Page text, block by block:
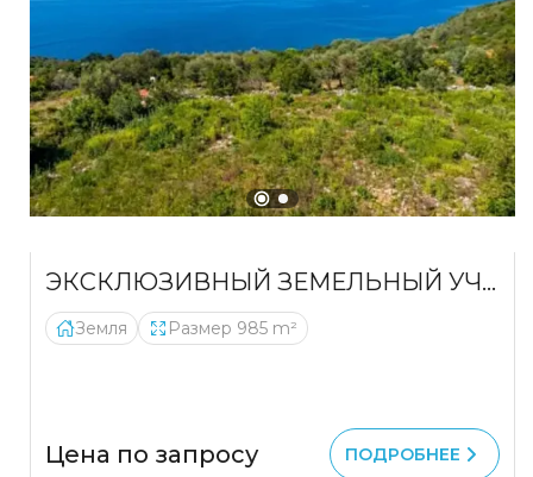
ЭКСКЛЮЗИВНЫЙ ЗЕМЕЛЬНЫЙ УЧАСТОК С ВИДОМ НА МОРЕ В КРИМОВИЦЕ – ПРЕМИАЛЬНАЯ ИНВЕСТИЦИЯ
Земля Размер 985 m²
Цена по запросу ПОДРОБНЕЕ